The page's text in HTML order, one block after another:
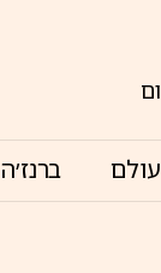
עולם ברנז׳ה